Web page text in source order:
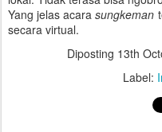
Yang jelas acarasungkeman
secara virtual.
Diposting 13th
Label: